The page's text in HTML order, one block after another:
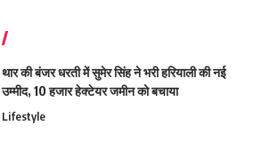
थार की बंजर धरती में सुमेर सिंह ने भरी हरियाली की नई
उम्मीद, 10 हजार हेक्टेयर जमीन को बचाया
Lifestyle